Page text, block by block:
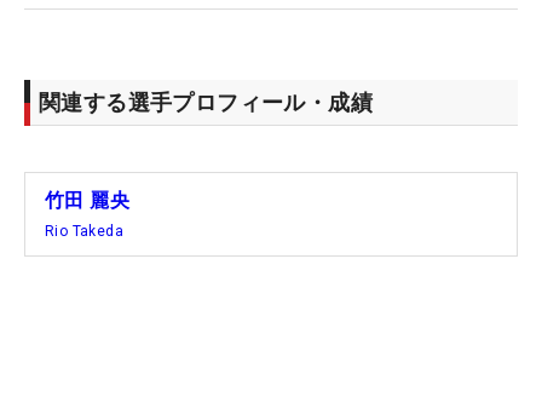
関連する選手プロフィール・成績
竹田 麗央
Rio Takeda